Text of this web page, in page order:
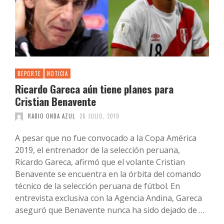
DEPORTE NOTICIA
Ricardo Gareca aún tiene planes para
Cristian Benavente
RADIO ONDA AZUL 26 JULIO, 2019
A pesar que no fue convocado a la Copa América
2019, el entrenador de la selección peruana,
Ricardo Gareca, afirmó que el volante Cristian
Benavente se encuentra en la órbita del comando
técnico de la selección peruana de fútbol. En
entrevista exclusiva con la Agencia Andina, Gareca
aseguró que Benavente nunca ha sido dejado de …